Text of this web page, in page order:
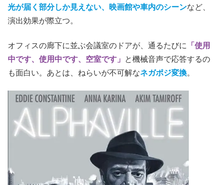
光が届く部分しか見えない、映画館や車内のシーンなど、
演出効果が際立つ。
オフィスの廊下に並ぶ会議室のドアが、通るたびに
「使用
中です、使用中です、空室です」
と機械音声で応答するの
も面白い。あとは、ねらいが不可解なネガポジ変換。